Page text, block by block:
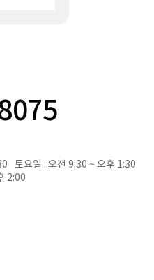
토요일 : 오전 9:30 ~ 오후 1:30
2:00